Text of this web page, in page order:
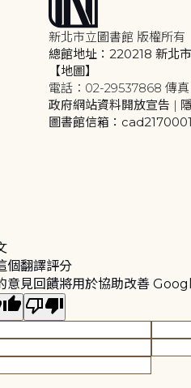
新北市立圖書館 版權所有
總館地址：220218 新北
【地圖】
電話：02-29537868 傳
政府網站資料開放宣告 |
圖書館信箱：
個翻譯評分
意見回饋將用於協助改善